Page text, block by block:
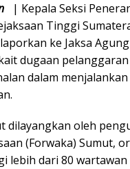
| Kepala Seksi
Tinggi
ke Jaksa
dugaan
dalam
dilayangkan oleh
(Forwaka) Sumut,
lebih dari 80